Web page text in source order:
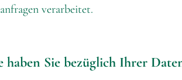
verarbeitet.
haben Sie bezüglich Ihrer